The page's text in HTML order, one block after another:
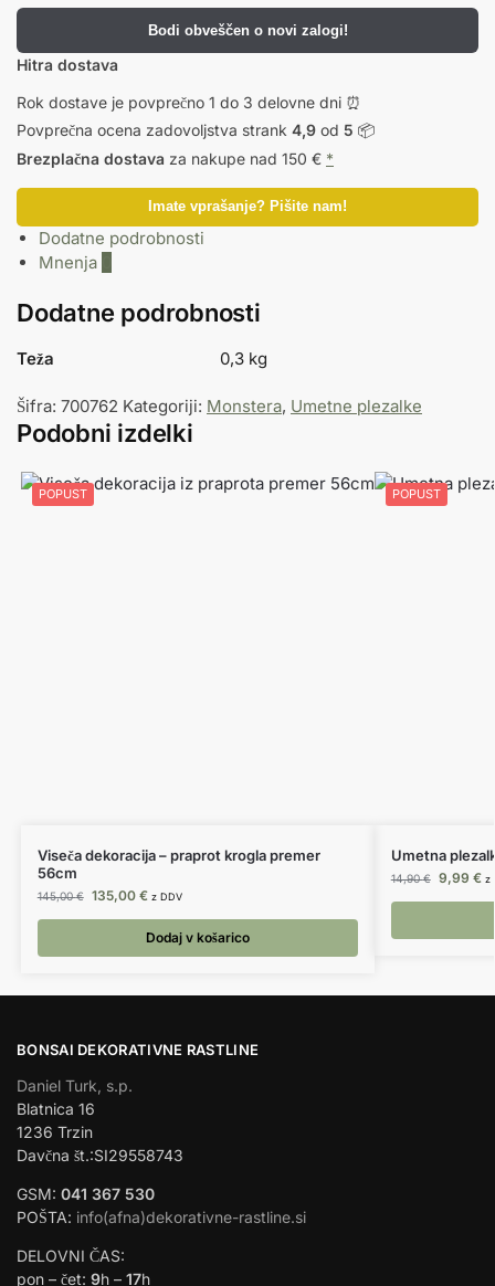
Bodi obveščen o novi zalogi!
Hitra dostava
Rok dostave je povprečno 1 do 3 delovne dni ⏰
Povprečna ocena zadovoljstva strank 4,9 od 5 📦
Brezplačna dostava za nakupe nad 150 € *
Imate vprašanje? Pišite nam!
Dodatne podrobnosti
Mnenja
Dodatne podrobnosti
Teža 0,3 kg
Šifra: 700762 Kategoriji: Monstera, Umetne plezalke
Podobni izdelki
POPUST
Viseča dekoracija – praprot krogla premer
56cm
145,00€ 135,00 € z DDV
Dodaj v košarico
POPUST
Umetna
14,90€ 9,99 € z
BONSAI DEKORATIVNE RASTLINE
Daniel Turk, s.p.
Blatnica 16
1236 Trzin
Davčna št.:SI29558743
GSM: 041 367 530
POŠTA: info(afna)dekorativne-rastline.si
DELOVNI ČAS:
pon – čet: 9h – 17h